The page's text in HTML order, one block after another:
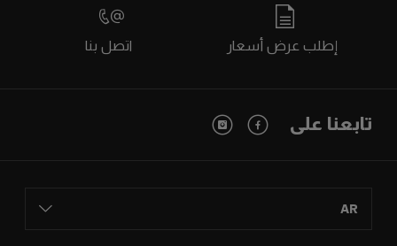
إطلب عرض أسعار اتصل بنا
تابعنا على
AR